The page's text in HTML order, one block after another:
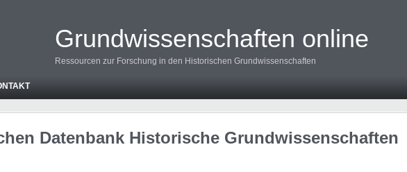
Grundwissenschaften online
Ressourcen zur Forschung in den Historischen Grundwissenschaften
Datenbank Historische Grundwissenschaften